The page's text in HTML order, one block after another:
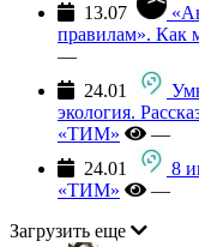
13.07
правилам». Как
—
24.01
экология.
«ТИМ»
—
24.01
8
«ТИМ»
—
Загрузить еще